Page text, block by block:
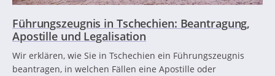
Führungszeugnis in Tschechien: Beantragung,
Apostille und Legalisation
Wir erklären, wie Sie in Tschechien ein Führungszeugnis
beantragen, in welchen Fällen eine Apostille oder